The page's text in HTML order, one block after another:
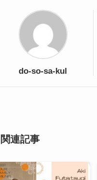
do-so-sa-kul
関連記事